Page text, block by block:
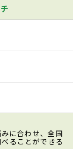
に合わせ、全国
ることができる